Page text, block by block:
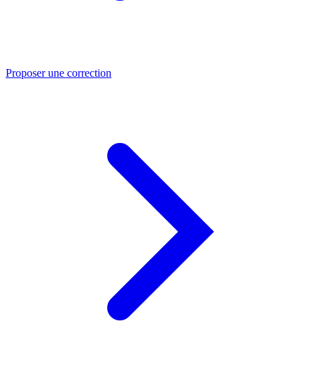
Proposer une correction